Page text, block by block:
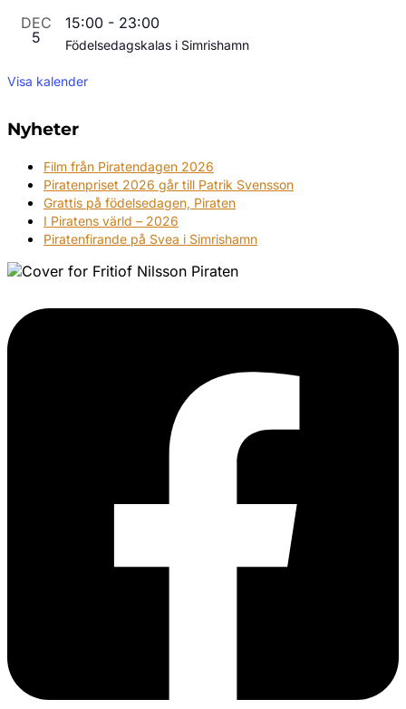
DEC
5
15:00 - 23:00
Födelsedagskalas i Simrishamn
Visa kalender
Nyheter
Film från Piratendagen 2026
Piratenpriset 2026 går till Patrik Svensson
Grattis på födelsedagen, Piraten
I Piratens värld – 2026
Piratenfirande på Svea i Simrishamn